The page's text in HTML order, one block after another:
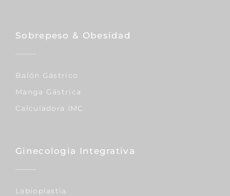
Sobrepeso & Obesidad
Balón Gástrico
Manga Gástrica
Calculadora IMC
Ginecología Integrativa
Labioplastia